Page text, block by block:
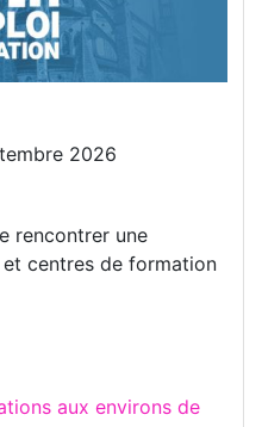
2026
rencontrer une
et centres de formation
aux environs de